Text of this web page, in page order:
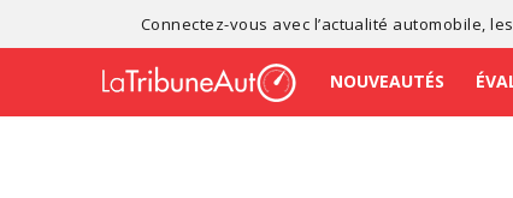
Connectez-vous avec l’actualité automobile ,
NOUVEAUTÉS